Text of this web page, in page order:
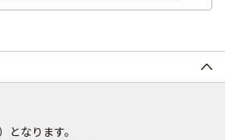
となります。